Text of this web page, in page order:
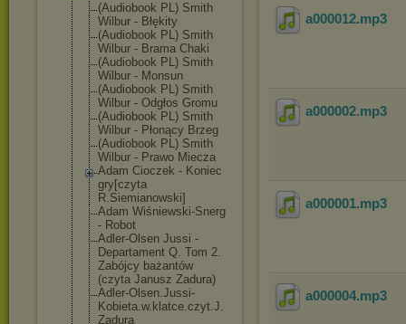
(Audiobook PL) Smith
Wilbur - Błękity
(Audiobook PL) Smith
Wilbur - Brama Chaki
(Audiobook PL) Smith
Wilbur - Monsun
(Audiobook PL) Smith
Wilbur - Odgłos Gromu
(Audiobook PL) Smith
Wilbur - Płonący Brzeg
(Audiobook PL) Smith
Wilbur - Prawo Miecza
Adam Cioczek - Koniec
gry[czyta
R.Siemianowski]
Adam Wiśniewski-Snerg
- Robot
Adler-Olsen Jussi -
Departament Q. Tom 2.
Zabójcy bażantów
(czyta Janusz Zadura)
Adler-Olsen.Jussi-
Kobieta.w. klatce.czyt.J.
Zadura
a000012.mp3
a000002.mp3
a000001.mp3
a000004.mp3